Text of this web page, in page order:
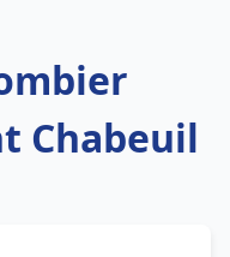
Chabeuil